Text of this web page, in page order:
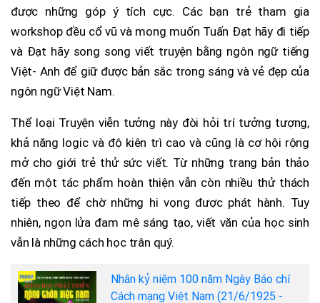
được những góp ý tích cực. Các bạn trẻ tham gia
workshop đều cổ vũ và mong muốn Tuấn Đạt hãy đi tiếp
và Đạt hãy song song viết truyện bằng ngôn ngữ tiếng
Việt- Anh để giữ được bản sắc trong sáng và vẻ đẹp của
ngôn ngữ Việt Nam.
Thể loại Truyện viễn tưởng này đòi hỏi trí tưởng tượng,
khả năng logic và độ kiên trì cao và cũng là cơ hội rộng
mở cho giới trẻ thử sức viết. Từ những trang bản thảo
đến một tác phẩm hoàn thiện vẫn còn nhiều thử thách
tiếp theo để chờ những hi vọng được phát hành. Tuy
nhiên, ngọn lửa đam mê sáng tạo, viết văn của học sinh
vẫn là những cách học trân quý.
Nhân kỷ niệm 100 năm Ngày Báo chí
Cách mạng Việt Nam (21/6/1925 -